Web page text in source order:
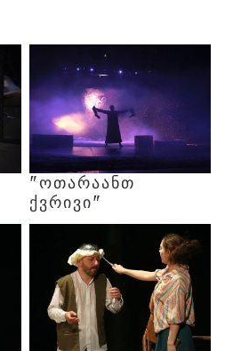
"ᲝᲗᲐᲠᲐᲐᲜᲗ
ᲥᲕᲠᲘᲕᲘ"